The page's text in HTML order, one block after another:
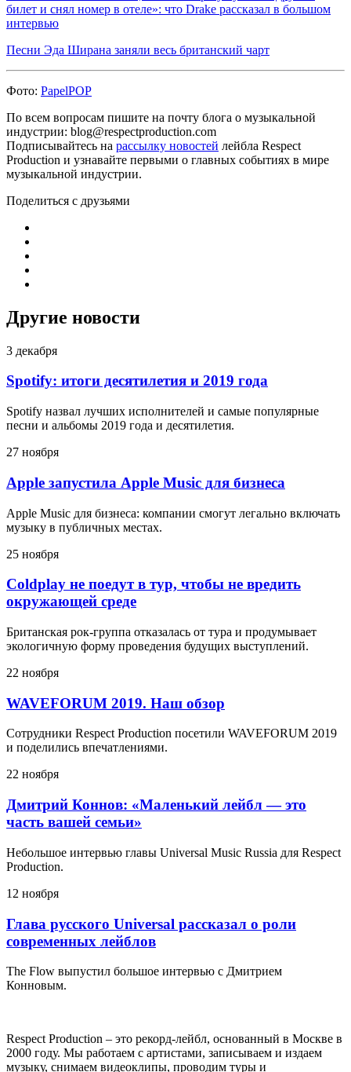
билет и снял номер в отеле»: что Drake рассказал в большом
интервью
Песни Эда Ширана заняли весь британский чарт
Фото: PapelPOP
По всем вопросам пишите на почту блога о музыкальной
индустрии: blog@respectproduction.com
Подписывайтесь на рассылку новостей лейбла Respect
Production и узнавайте первыми о главных событиях в мире
музыкальной индустрии.
Поделиться с друзьями
Другие новости
3 декабря
Spotify: итоги десятилетия и 2019 года
Spotify назвал лучших исполнителей и самые популярные
песни и альбомы 2019 года и десятилетия.
27 ноября
Apple запустила Apple Music для бизнеса
Apple Music для бизнеса: компании смогут легально включать
музыку в публичных местах.
25 ноября
Coldplay не поедут в тур, чтобы не вредить
окружающей среде
Британская рок-группа отказалась от тура и продумывает
экологичную форму проведения будущих выступлений.
22 ноября
WAVEFORUM 2019. Наш обзор
Сотрудники Respect Production посетили WAVEFORUM 2019
и поделились впечатлениями.
22 ноября
Дмитрий Коннов: «Маленький лейбл — это
часть вашей семьи»
Небольшое интервью главы Universal Music Russia для Respect
Production.
12 ноября
Глава русского Universal рассказал о роли
современных лейблов
The Flow выпустил большое интервью с Дмитрием
Конновым.
Respect Production – это рекорд-лейбл, основанный в Москве в
2000 году. Мы работаем с артистами, записываем и издаем
музыку, снимаем видеоклипы, проводим туры и